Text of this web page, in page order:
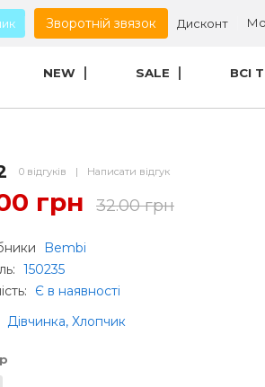
Зворотній звязок Дисконт
NEW SALE ВСІ
0 відгуків | Написати відгук
грн 32.00 грн
Bembi
150235
Є в наявності
Дівчинка, Хлопчик